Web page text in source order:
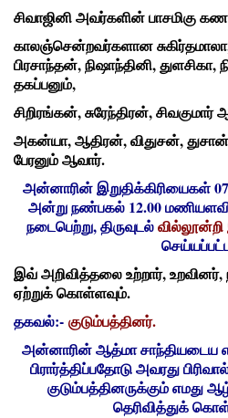
சிவாஜினி அவர்களின் பாசமிகு
காலஞ்சென்றவர்களான
பிரசாந்தன், நிஷாந்தினி,
தகப்பனும்,
சிறிரங்கன், சுரேந்திரன்,
அகன்யா, ஆதிரன், விதுசன்,
பேரனும் ஆவார்.
அன்னாரின் இறுதிக்கிரியைகள்
அன்று நண்பகல் 12.00
நடைபெற்று, திருவுடல்
இவ் அறிவித்தலை உற்றார்,
ஏற்றுக் கொள்ளவும்.
தகவல்:- குடும்பத்தினர்.
அன்னாரின் ஆத்மா
பிரார்த்திப்பதோடு அவரது
குடும்பத்தினருக்கும்
தெரிவித்துக்